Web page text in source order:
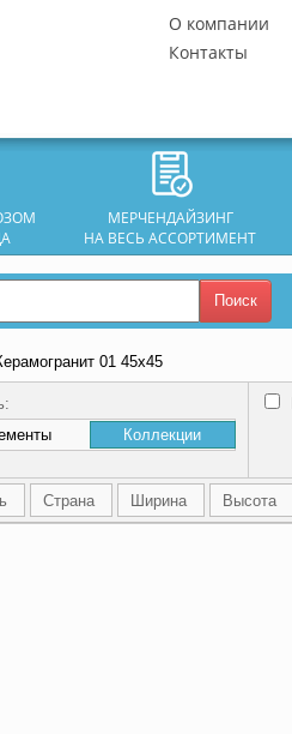
О компании
Контакты
МЕРЧЕНДАЙЗИНГ
НА ВЕСЬ АССОРТИМЕНТ
Поиск
01 45х45
Коллекции
Страна Ширина Высота